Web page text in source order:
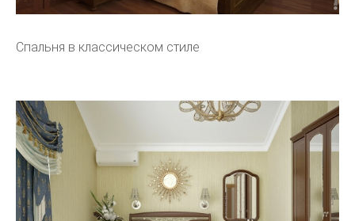
Спальня в классическом стиле